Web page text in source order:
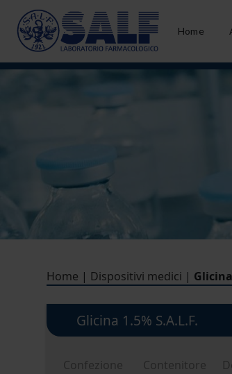
Home
Home | Dispositivi medici |
Glicina 1.5% S.A.L.F.
Confezione Contenitore